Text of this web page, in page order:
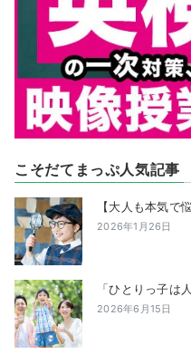
こそだてまっぷ人気記事
【大人も本気で
2026年1月26日
「ひとりっ子は
2026年6月15日